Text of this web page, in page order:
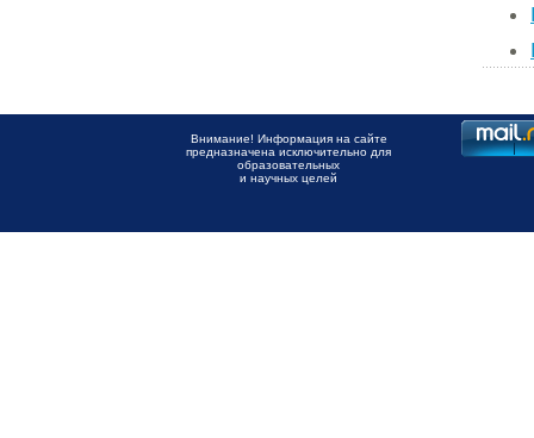
Внимание! Информация на сайте
предназначена исключительно для
образовательных
и научных целей